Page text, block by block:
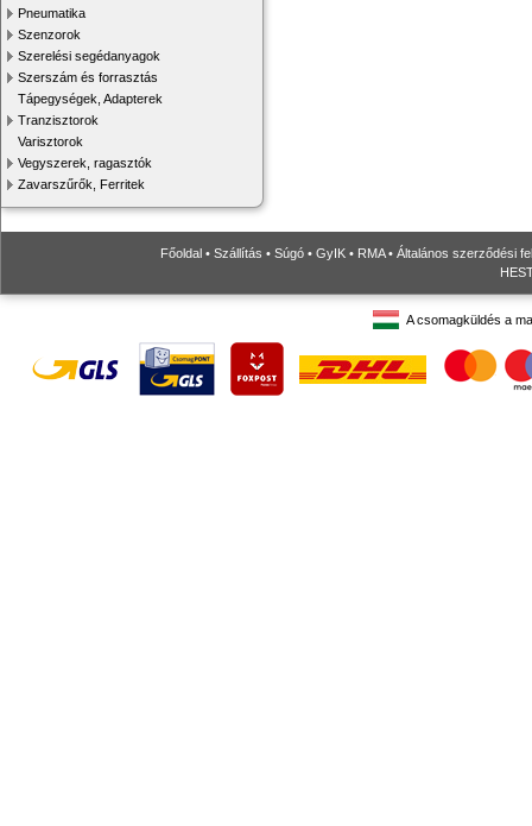
Pneumatika
Szenzorok
Szerelési segédanyagok
Szerszám és forrasztás
Tápegységek, Adapterek
Tranzisztorok
Varisztorok
Vegyszerek, ragasztók
Zavarszűrők, Ferritek
Főoldal • Szállítás • Súgó • GyIK • RMA• Általános szerződési
A csomagküldés a